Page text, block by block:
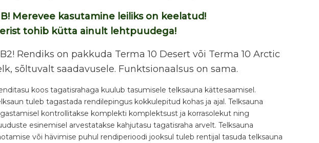
Merevee kasutamine leiliks on keelatud!
tohib kütta ainult lehtpuudega!
Rendiks on pakkuda Terma 10 Desert või Terma 10 Arctic
sõltuvalt saadavusele. Funktsionaalsus on sama.
koos tagatisrahaga kuulub tasumisele telksauna kättesaamisel.
tuleb tagastada rendilepingus kokkulepitud kohas ja ajal. Telksauna
kontrollitakse komplekti komplektsust ja korrasolekut ning
esinemisel arvestatakse kahjutasu tagatisraha arvelt. Telksauna
või hävimise puhul rendiperioodi jooksul tuleb rentijal tasuda telksauna